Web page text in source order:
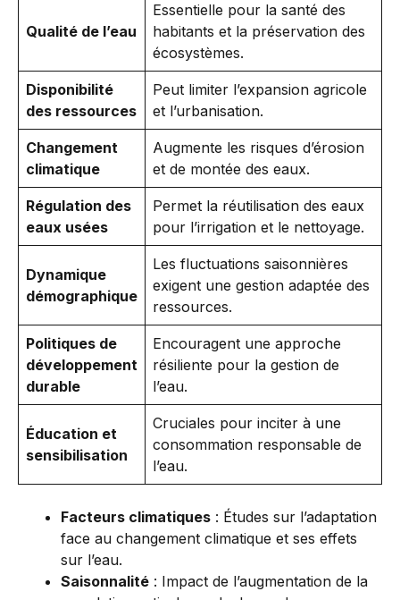
Qualité de l’eau
Essentielle pour la santé des
habitants et la préservation des
écosystèmes.
Disponibilité
des ressources
Peut limiter l’expansion agricole
et l’urbanisation.
Changement
climatique
Augmente les risques d’érosion
et de montée des eaux.
Régulation des
eaux usées
Permet la réutilisation des eaux
pour l’irrigation et le nettoyage.
Dynamique
démographique
Les fluctuations saisonnières
exigent une gestion adaptée des
ressources.
Politiques de
développement
durable
Encouragent une approche
résiliente pour la gestion de
l’eau.
Éducation et
sensibilisation
Cruciales pour inciter à une
consommation responsable de
l’eau.
Facteurs climatiques : Études sur l’adaptation
face au changement climatique et ses effets
sur l’eau.
Saisonnalité : Impact de l’augmentation de la